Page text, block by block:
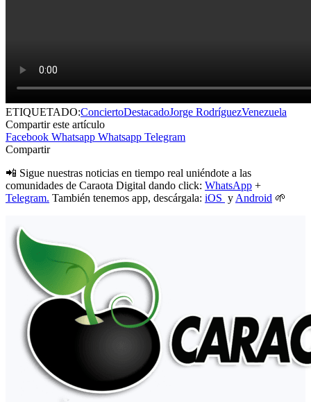
ETIQUETADO:ConciertoDestacadoJorge RodríguezVenezuela
Compartir este artículo
Facebook Whatsapp Whatsapp Telegram
Compartir
📲 Sigue nuestras noticias en tiempo real uniéndote a las
comunidades de Caraota Digital dando click: WhatsApp +
Telegram. También tenemos app, descárgala: iOS y Android 🌱